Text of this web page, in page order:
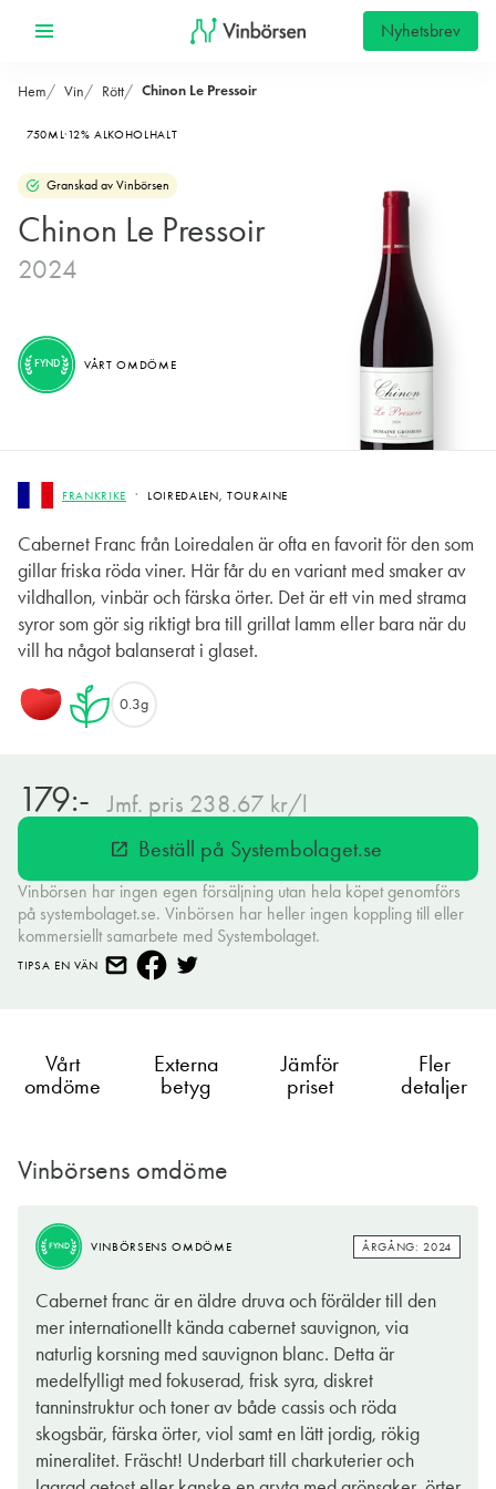
Nyhetsbrev
Hem Vin Rött Chinon Le Pressoir
750ML 12% ALKOHOLHALT
Granskad av Vinbörsen
Chinon Le Pressoir
2024
FRANKRIKE LOIREDALEN, TOURAINE
Cabernet Franc från Loiredalen är ofta en favorit för den som
gillar friska röda viner. Här får du en variant med smaker av
vildhallon, vinbär och färska örter. Det är ett vin med strama
syror som gör sig riktigt bra till grillat lamm eller bara när du
vill ha något balanserat i glaset.
FYND VÅRT OMDÖME
0.3g
179:- Jmf. pris 238.67 kr/l
open_in_new Beställ på Systembolaget.se
Vinbörsen har ingen egen försäljning utan hela köpet genomförs
på systembolaget.se. Vinbörsen har heller ingen koppling till eller
kommersiellt samarbete med Systembolaget.
TIPSA EN VÄN
Vårt
omdöme
Externa
betyg
Jämför
priset
Fler
detaljer
Vinbörsens omdöme
FYND VINBÖRSENS OMDÖME ÅRGÅNG: 2024
Cabernet franc är en äldre druva och förälder till den
mer internationellt kända cabernet sauvignon, via
naturlig korsning med sauvignon blanc. Detta är
medelfylligt med fokuserad, frisk syra, diskret
tanninstruktur och toner av både cassis och röda
skogsbär, färska örter, viol samt en lätt jordig, rökig
mineralitet. Fräscht! Underbart till charkuterier och
FYND VINBÖRSENS OMDÖME
vildhallon, vinbär, färska örter, lakrits. Syrorna är strama och
ger precis det lilla motståndet som behövs för att det ska bli
balans. Ett jättegott rödvin rakt av! Servera det källarsvalt till
exempelvis grillade lammkotletter med getostkräm och rostad
potatis. Eller någon annan favoriträtt. Den här typen av vin
matchar det mesta och som det så sant är sagt: är vinet gott, är
maten god (och sällskapet trevligt) - då kan inget bli fel. Drick,